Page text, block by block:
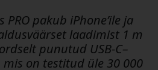
PRO pakub iPhone’ile ja
laadimist 1 m
punutud USB-C–
on testitud üle 30 000